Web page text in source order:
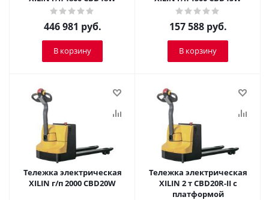
446 981 руб.
В корзину
157 588руб.
В корзину
Тележка электрическая
XILIN г/п 2000 CBD20W
Тележка электрическая
XILIN 2 т CBD20R-II с
платформой